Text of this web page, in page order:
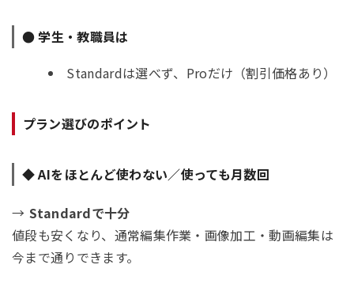
● 学生・教職員は
Standardは選べず、Proだけ（割引価格あり）
プラン選びのポイント
◆ AIをほとんど使わない／使っても月数回
→ Standardで十分
値段も安くなり、通常編集作業・画像加工・動画編集は
今まで通りできます。